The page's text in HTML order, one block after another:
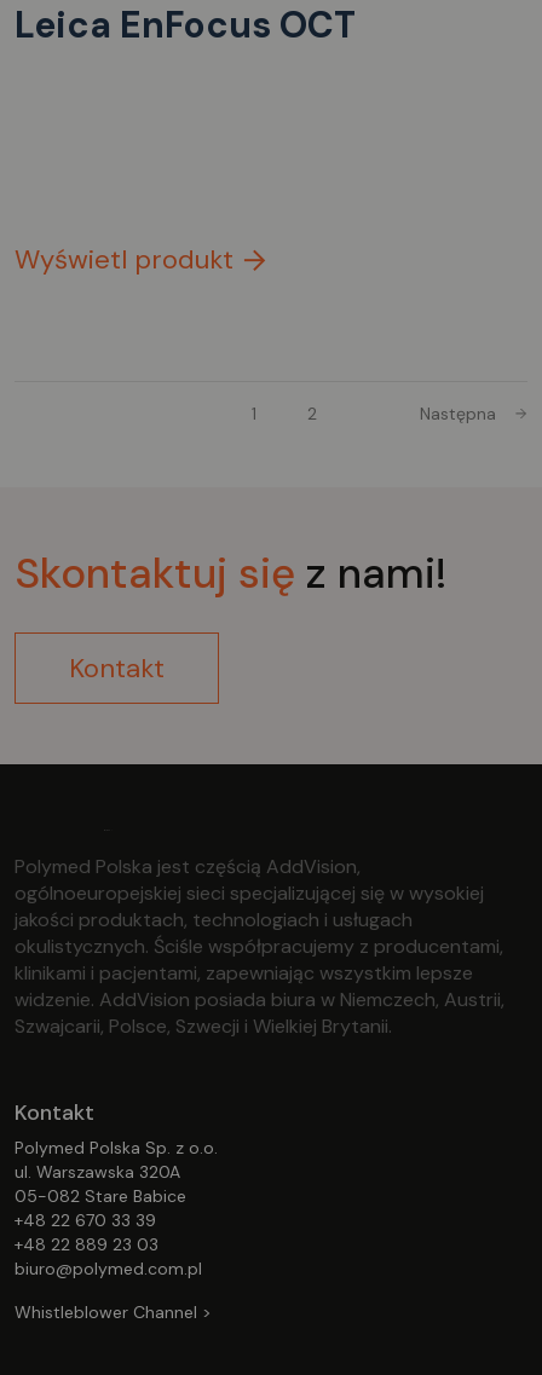
Leica EnFocus OCT
Wyświetl produkt
1 2 Następna
Skontaktuj się z nami!
Kontakt
Polymed Polska jest częścią AddVision,
ogólnoeuropejskiej sieci specjalizującej się w wysokiej
jakości produktach, technologiach i usługach
okulistycznych. Ściśle współpracujemy z producentami,
klinikami i pacjentami, zapewniając wszystkim lepsze
widzenie. AddVision posiada biura w Niemczech, Austrii,
Szwajcarii, Polsce, Szwecji i Wielkiej Brytanii.
Kontakt
Polymed Polska Sp. z o.o.
ul. Warszawska 320A
05-082 Stare Babice
+48 22 670 33 39
+48 22 889 23 03
biuro@polymed.com.pl
Whistleblower Channel >